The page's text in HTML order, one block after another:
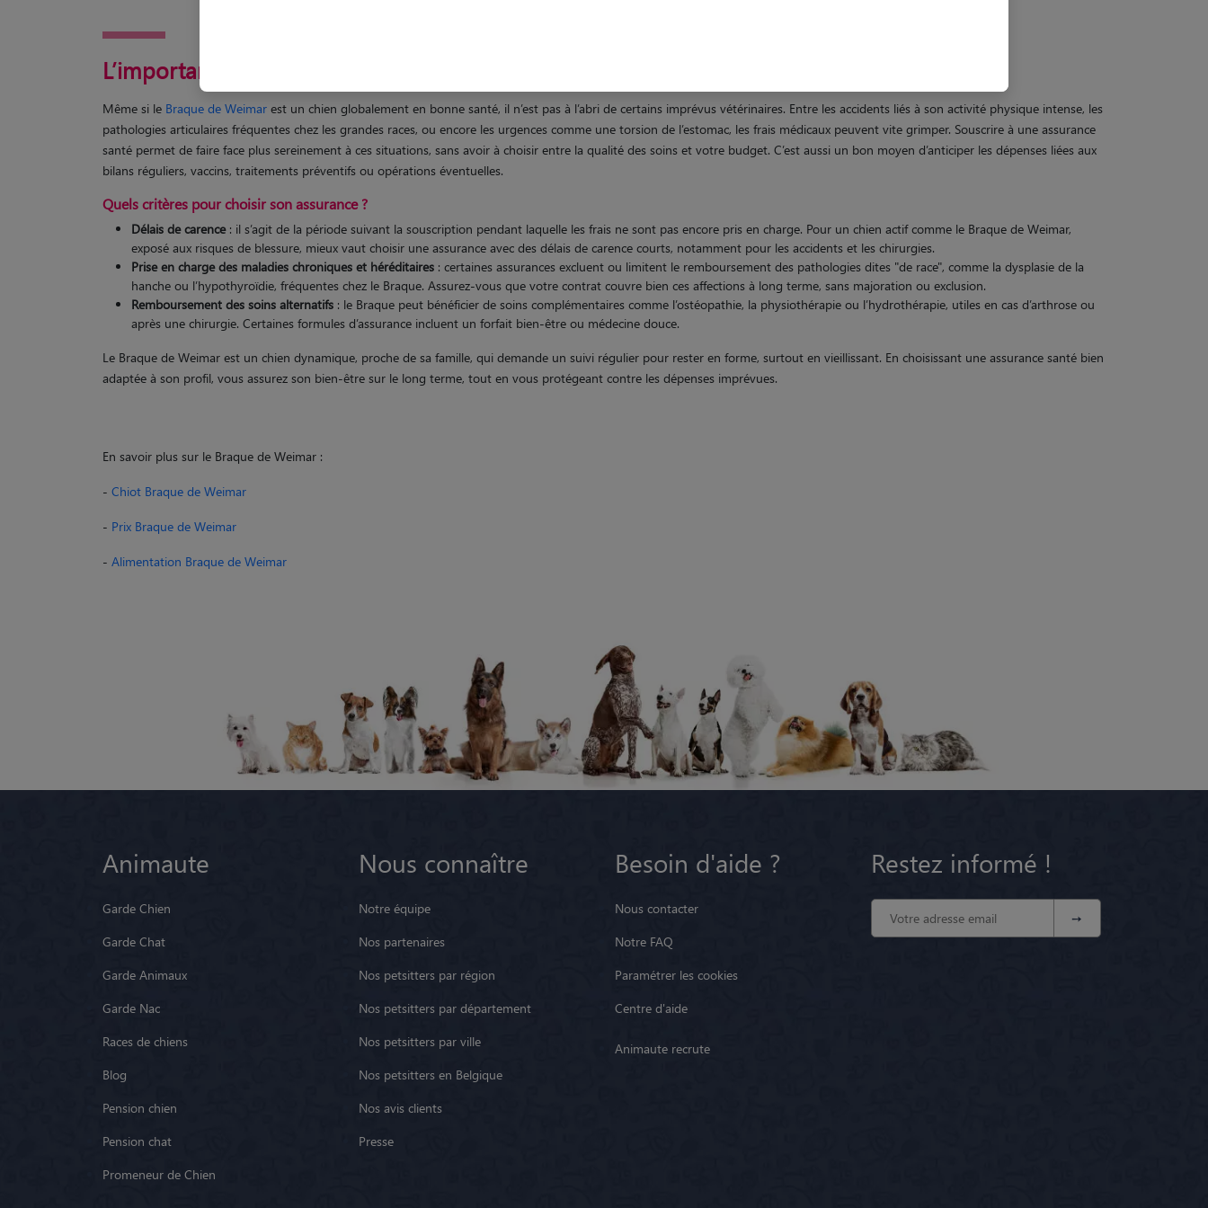
L’importance d’une assurance santé pour votre Braque de Weimar
Même si le Braque de Weimar est un chien globalement en bonne santé, il n’est pas à l’abri de certains imprévus vétérinaires. Entre les accidents liés à son activité physique intense, les
pathologies articulaires fréquentes chez les grandes races, ou encore les urgences comme une torsion de l’estomac, les frais médicaux peuvent vite grimper. Souscrire à une assurance
santé permet de faire face plus sereinement à ces situations, sans avoir à choisir entre la qualité des soins et votre budget. C’est aussi un bon moyen d’anticiper les dépenses liées aux
bilans réguliers, vaccins, traitements préventifs ou opérations éventuelles.
Quels critères pour choisir son assurance ?
Délais de carence: il s’agit de la période suivant la souscription pendant laquelle les frais ne sont pas encore pris en charge. Pour un chien actif comme le Braque de Weimar,
exposé aux risques de blessure, mieux vaut choisir une assurance avec des délais de carence courts, notamment pour les accidents et les chirurgies.
Prise en charge des maladies chroniques et héréditaires : certaines assurances excluent ou limitent le remboursement des pathologies dites "de race", comme la dysplasie de la
hanche ou l’hypothyroïdie, fréquentes chez le Braque. Assurez-vous que votre contrat couvre bien ces affections à long terme, sans majoration ou exclusion.
Remboursement des soins alternatifs : le Braque peut bénéficier de soins complémentaires comme l’ostéopathie, la physiothérapie ou l’hydrothérapie, utiles en cas d’arthrose ou
après une chirurgie. Certaines formules d’assurance incluent un forfait bien-être ou médecine douce.
Le Braque de Weimar est un chien dynamique, proche de sa famille, qui demande un suivi régulier pour rester en forme, surtout en vieillissant. En choisissant une assurance santé bien
adaptée à son profil, vous assurez son bien-être sur le long terme, tout en vous protégeant contre les dépenses imprévues.
En savoir plus sur le Braque de Weimar :
- Chiot Braque de Weimar
- Prix Braque de Weimar
- Alimentation Braque de Weimar
Animaute
Garde Chien
Garde Chat
Garde Animaux
Garde Nac
Races de chiens
Blog
Pension chien
Pension chat
Promeneur de Chien
Nous connaître
Notre équipe
Nos partenaires
Nos petsitters par région
Nos petsitters par département
Nos petsitters par ville
Nos petsitters en Belgique
Nos avis clients
Presse
Besoin d'aide ?
Nous contacter
Notre FAQ
Paramétrer les cookies
Centre d'aide
Animaute recrute
Restez informé !